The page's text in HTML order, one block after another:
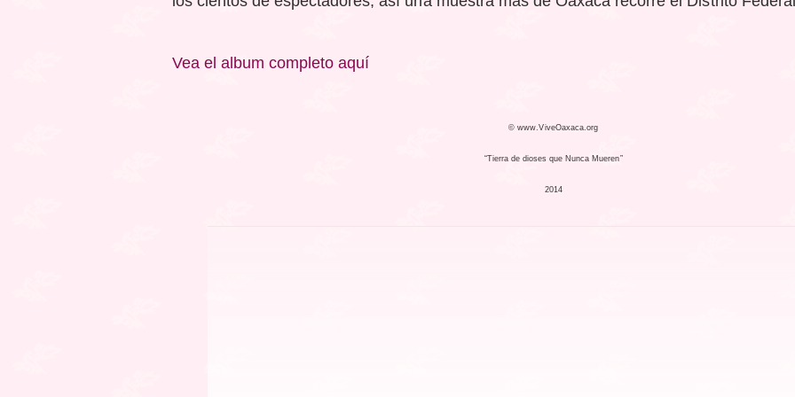
Vea el album completo aquí
© www.ViveOaxaca.org
“Tierra de dioses que Nunca Mueren”
2014